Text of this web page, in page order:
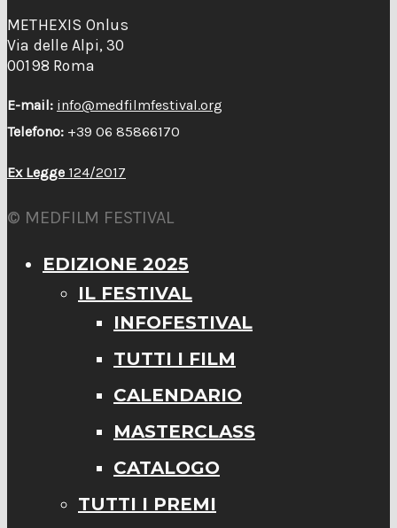
METHEXIS Onlus
Via delle Alpi, 30
00198 Roma
E-mail: info@medfilmfestival.org
Telefono: +39 06 85866170
Ex Legge 124/2017
© MEDFILM FESTIVAL
EDIZIONE 2025
IL FESTIVAL
INFOFESTIVAL
TUTTI I FILM
CALENDARIO
MASTERCLASS
CATALOGO
TUTTI I PREMI